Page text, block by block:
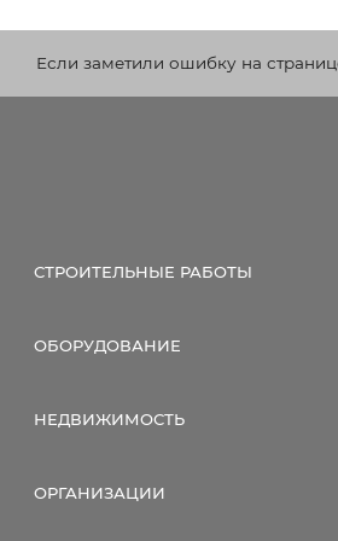
Если заметили ошибку на
СТРОИТЕЛЬНЫЕ РАБОТЫ
ОБОРУДОВАНИЕ
НЕДВИЖИМОСТЬ
ОРГАНИЗАЦИИ